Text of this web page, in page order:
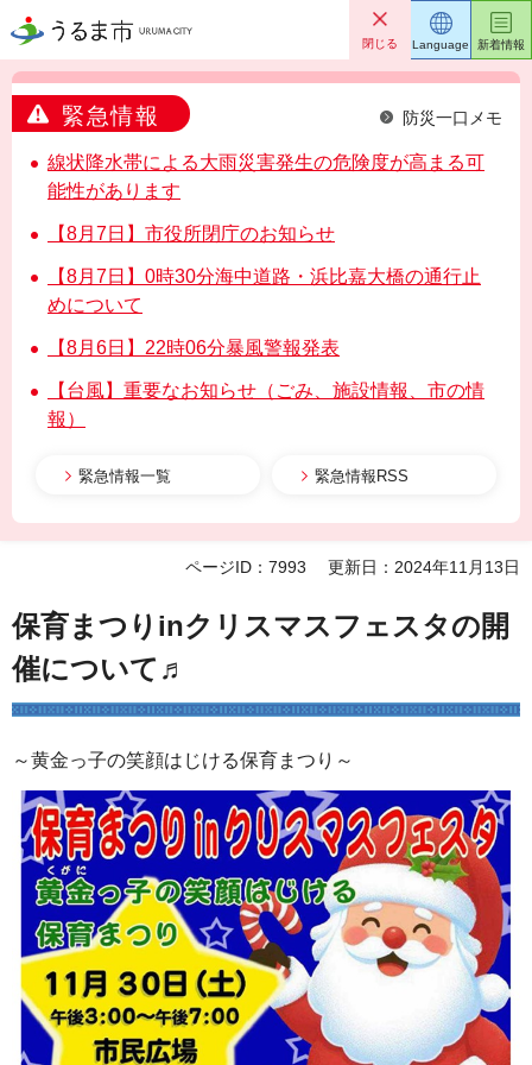
うるま市 閉じる
緊急情報 防災一口メモ
線状降水帯による大雨災害発生の危険度が高まる可
能性があります
【8月7日】市役所閉庁のお知らせ
【8月7日】0時30分海中道路・浜比嘉大橋の通行止
めについて
【8月6日】22時06分暴風警報発表
【台風】重要なお知らせ（ごみ、施設情報、市の情
報）
緊急情報一覧 緊急情報RSS
Language 新着情報
ページID：7993 更新日：2024年11月13日
保育まつりinクリスマスフェスタの開
催について♬
～黄金っ子の笑顔はじける保育まつり～